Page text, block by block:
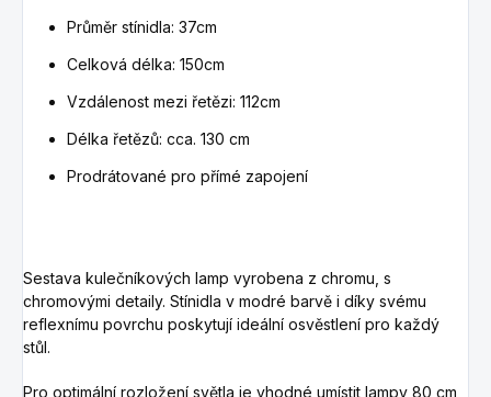
Průměr stínidla: 37cm
Celková délka: 150cm
Vzdálenost mezi řetězi: 112cm
Délka řetězů: cca. 130 cm
Prodrátované pro přímé zapojení
Sestava kulečníkových lamp vyrobena z chromu, s
chromovými detaily. Stínidla v modré barvě i díky svému
reflexnímu povrchu poskytují ideální osvěstlení pro každý
stůl.
Pro optimální rozložení světla je vhodné umístit lampy 80 cm